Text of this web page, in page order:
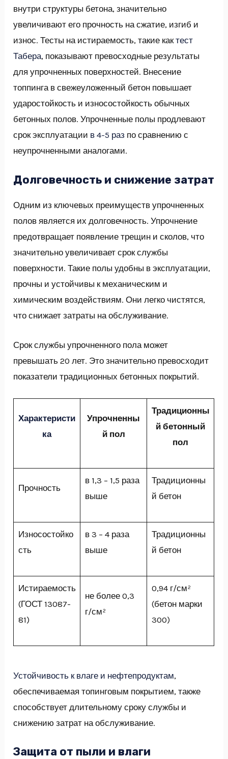
внутри структуры бетона, значительно
увеличивают его прочность на сжатие, изгиб и
износ. Тесты на истираемость, такие кактест
Табера, показывают превосходные результаты
для упрочненных поверхностей. Внесение
топпинга в свежеуложенный бетон повышает
ударостойкость и износостойкость обычных
бетонных полов. Упрочненные полы продлевают
срок эксплуатации в 4-5 раз по сравнению с
неупрочненными аналогами.
Долговечность и снижение затрат
Одним из ключевых преимуществ упрочненных
полов является их долговечность. Упрочнение
предотвращает появление трещин и сколов, что
значительно увеличивает срок службы
поверхности. Такие полы удобны в эксплуатации,
прочны и устойчивы к механическим и
химическим воздействиям. Они легко чистятся,
что снижает затраты на обслуживание.
Срок службы упрочненного пола может
превышать 20 лет. Это значительно превосходит
показатели традиционных бетонных покрытий.
Характеристи
ка
Упрочненны
й пол
Традиционны
й бетонный
пол
Прочность
в 1,3 – 1,5 раза
выше
Традиционны
й бетон
Износостойко
сть
в 3 – 4 раза
выше
Традиционны
й бетон
Истираемость
(ГОСТ 13087-
81)
не более 0,3
г/см²
0,94 г/см²
(бетон марки
300)
Устойчивость к влаге и нефтепродуктам,
обеспечиваемая топинговым покрытием, также
способствует длительному сроку службы и
снижению затрат на обслуживание.
Защита от пыли и влаги